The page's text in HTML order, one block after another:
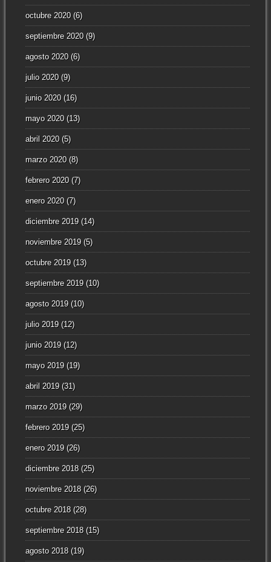
octubre 2020(6)
septiembre 2020(9)
agosto 2020(6)
julio 2020(9)
junio 2020(16)
mayo 2020(13)
abril 2020(5)
marzo 2020(8)
febrero 2020(7)
enero 2020(7)
diciembre 2019(14)
noviembre 2019(5)
octubre 2019(13)
septiembre 2019(10)
agosto 2019(10)
julio 2019(12)
junio 2019(12)
mayo 2019(19)
abril 2019(31)
marzo 2019(29)
febrero 2019(25)
enero 2019(26)
diciembre 2018(25)
noviembre 2018(26)
octubre 2018(28)
septiembre 2018(15)
agosto 2018(19)